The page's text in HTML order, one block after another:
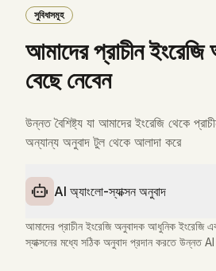
সুবিধাসমূহ
আমাদের প্রাচীন
বেছে নেবেন
উন্নত বৈশিষ্ট্য যা আমাদের ইংরেজি থেকে
অন্যান্য অনুবাদ টুল থেকে আলাদা করে
AI অ্যাংলো-স্যাক্সন অনুবাদ
প্রসঙ্গ-সচেতন